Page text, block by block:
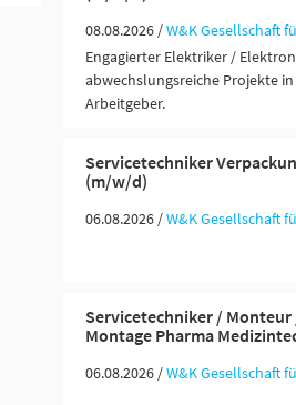
08.08.2026 /W&K Gesellschaft
Engagierter Elektriker /
abwechslungsreiche Projekte
Arbeitgeber.
Servicetechniker
(m/w/d)
06.08.2026 /W&K Gesellschaft
Servicetechniker /
Montage Pharma
06.08.2026 /W&K Gesellschaft